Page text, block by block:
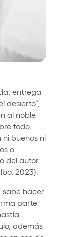
entrega
desierto”,
al noble
todo,
ni buenos ni
o
del autor
2023).
sabe hacer
parte
además